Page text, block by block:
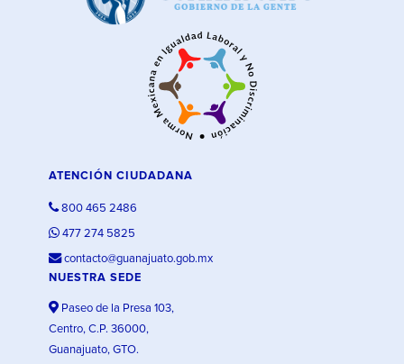
ATENCIÓN CIUDADANA
800 465 2486
477 274 5825
contacto@guanajuato.gob.mx
NUESTRA SEDE
Paseo de la Presa 103,
Centro, C.P. 36000,
Guanajuato, GTO.